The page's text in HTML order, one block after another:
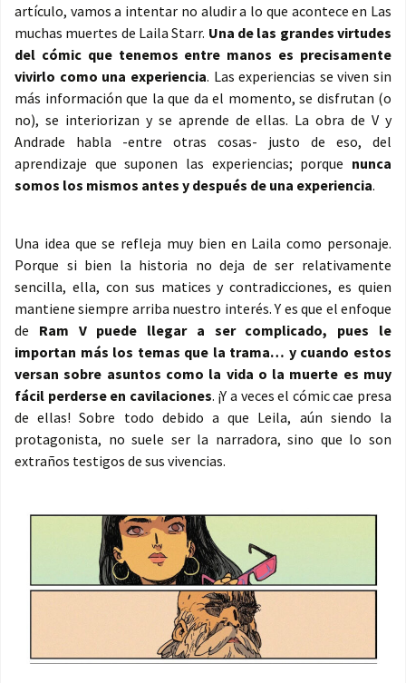
artículo, vamos a intentar no aludir a lo que acontece en Las
muchas muertes de Laila Starr. Una de las grandes virtudes
del cómic que tenemos entre manos es precisamente
vivirlo como una experiencia. Las experiencias se viven sin
más información que la que da el momento, se disfrutan (o
no), se interiorizan y se aprende de ellas. La obra de V y
Andrade habla -entre otras cosas- justo de eso, del
aprendizaje que suponen las experiencias; porque nunca
somos los mismos antes y después de una experiencia.
Una idea que se refleja muy bien en Laila como personaje.
Porque si bien la historia no deja de ser relativamente
sencilla, ella, con sus matices y contradicciones, es quien
mantiene siempre arriba nuestro interés. Y es que el enfoque
de Ram V puede llegar a ser complicado, pues le
importan más los temas que la trama… y cuando estos
versan sobre asuntos como la vida o la muerte es muy
fácil perderse en cavilaciones. ¡Y a veces el cómic cae presa
de ellas! Sobre todo debido a que Leila, aún siendo la
protagonista, no suele ser la narradora, sino que lo son
extraños testigos de sus vivencias.